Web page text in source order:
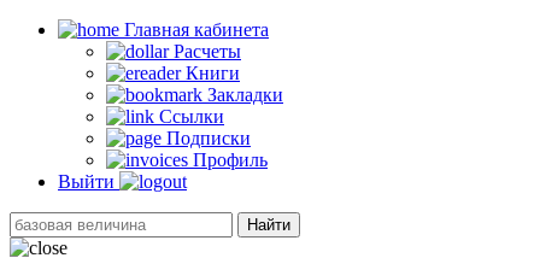
Главная кабинетa
Расчеты
Книги
Закладки
Ссылки
Подписки
Профиль
Выйти
Найти